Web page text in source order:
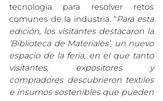
tecnología para resolver retos
comunes de la industria. “Para esta
edición, los visitantes destacaron la
‘Biblioteca de Materiales’, un nuevo
espacio de la feria, en el que tanto
visitantes, expositores y
compradores descubrieron textiles
e insumos sostenibles que pueden